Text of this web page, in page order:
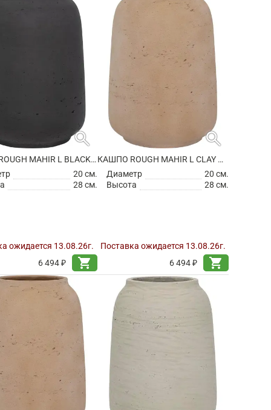
search
КАШПО ROUGH MAHIR L BLACK WASHED
20 см.
28 см.
ожидается 13.08.26г.
6 494 ₽
shopping_cart
search
КАШПО ROUGH MAHIR L CLAY WASHED
Диаметр
20 см.
Высота
28 см.
Поставка ожидается 13.08.26г.
6 494 ₽
shopping_cart